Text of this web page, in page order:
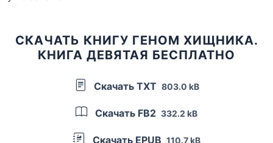
СКАЧАТЬ КНИГУ ГЕНОМ ХИЩНИКА.
КНИГА ДЕВЯТАЯ БЕСПЛАТНО
Скачать TXT 803.0 kB
Скачать FB2 332.2 kB
Скачать EPUB 110.7 kB